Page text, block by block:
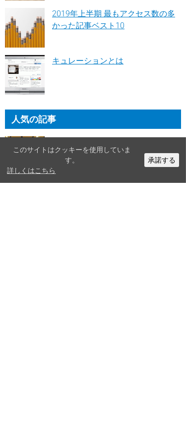
2019年上半期 最もアクセス数の多
かった記事ベスト10
キュレーションとは
人気の記事
おしゃれな統合報告書まとめ
このサイトはクッキーを使用していま
す。
承諾する
詳しくはこちら